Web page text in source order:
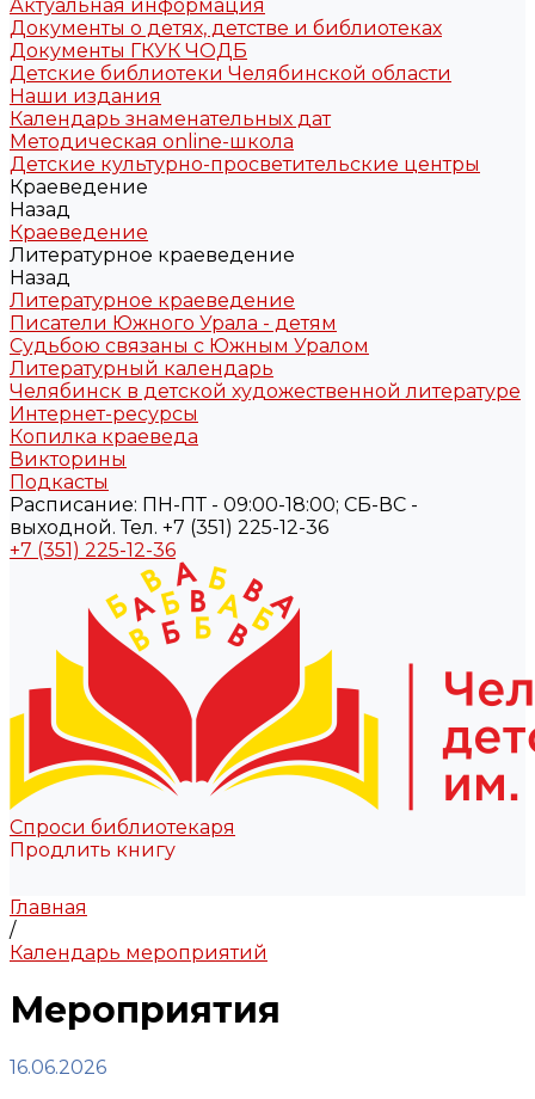
Актуальная информация
Документы о детях, детстве и библиотеках
Документы ГКУК ЧОДБ
Детские библиотеки Челябинской области
Наши издания
Календарь знаменательных дат
Методическая online-школа
Детские культурно-просветительские центры
Краеведение
Назад
Краеведение
Литературное краеведение
Назад
Литературное краеведение
Писатели Южного Урала - детям
Судьбою связаны с Южным Уралом
Литературный календарь
Челябинск в детской художественной литературе
Интернет-ресурсы
Копилка краеведа
Викторины
Подкасты
Расписание: ПН-ПТ - 09:00-18:00; СБ-ВС -
выходной. Тел. +7 (351) 225-12-36
+7 (351) 225-12-36
Спроси библиотекаря
Продлить книгу
Главная
/
Календарь мероприятий
Мероприятия
16.06.2026